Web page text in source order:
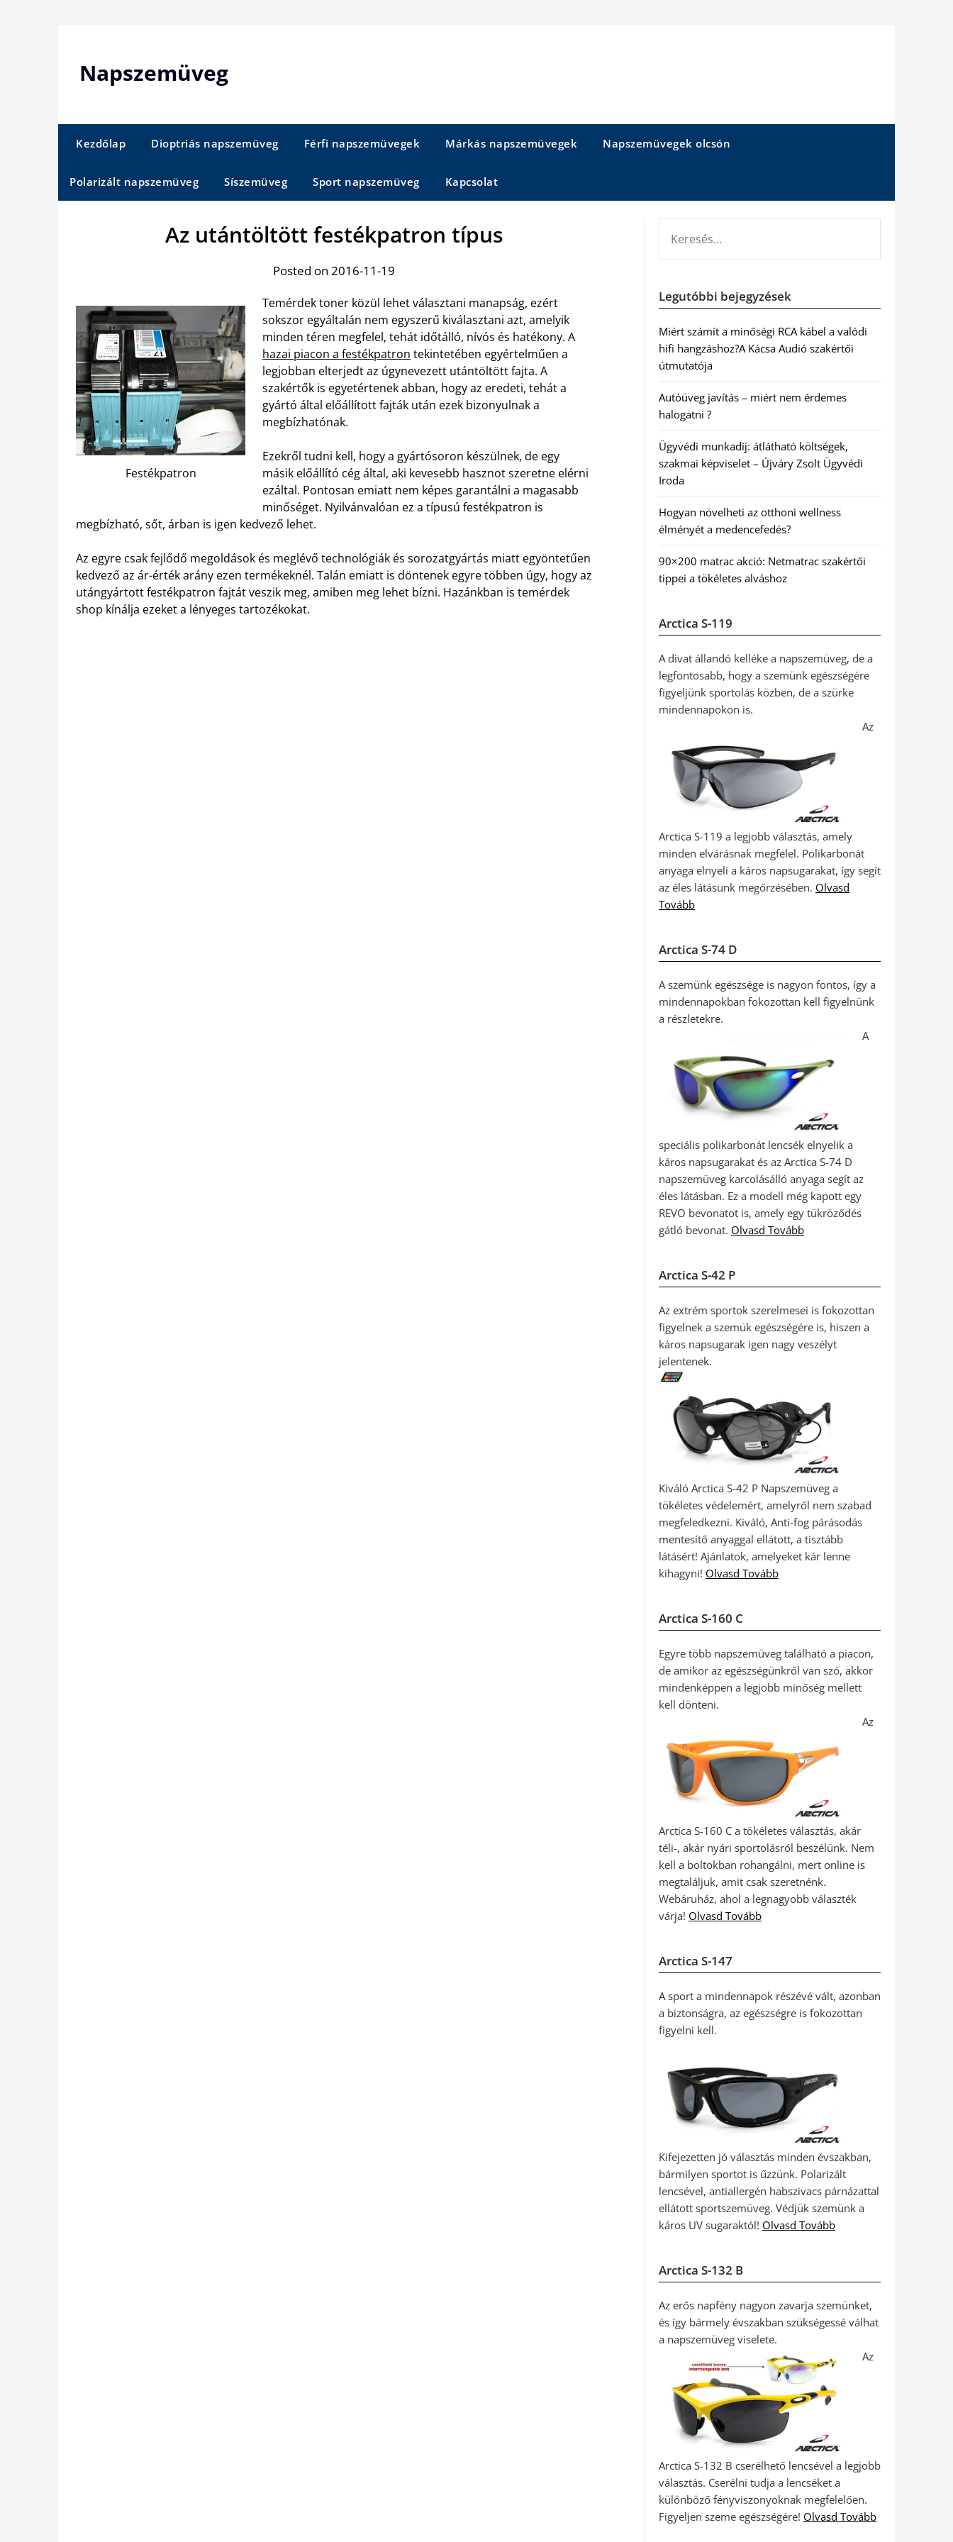
Napszemüveg
Kezdőlap Dioptriás napszemüveg Férfi napszemüvegek Márkás napszemüvegek Napszemüvegek olcsón
Polarizált napszemüveg Síszemüveg Sport napszemüveg Kapcsolat
Az utántöltött festékpatron típus
Posted on 2016-11-19
Festékpatron
Temérdek toner közül lehet választani manapság, ezért
sokszor egyáltalán nem egyszerű kiválasztani azt, amelyik
minden téren megfelel, tehát időtálló, nívós és hatékony. A
hazai piacon a festékpatron tekintetében egyértelműen a
legjobban elterjedt az úgynevezett utántöltött fajta. A
szakértők is egyetértenek abban, hogy az eredeti, tehát a
gyártó által előállított fajták után ezek bizonyulnak a
megbízhatónak.
Ezekről tudni kell, hogy a gyártósoron készülnek, de egy
másik előállító cég által, aki kevesebb hasznot szeretne elérni
ezáltal. Pontosan emiatt nem képes garantálni a magasabb
minőséget. Nyilvánvalóan ez a típusú festékpatron is
megbízható, sőt, árban is igen kedvező lehet.
Az egyre csak fejlődő megoldások és meglévő technológiák és sorozatgyártás miatt egyöntetűen
kedvező az ár-érték arány ezen termékeknél. Talán emiatt is döntenek egyre többen úgy, hogy az
utángyártott festékpatron fajtát veszik meg, amiben meg lehet bízni. Hazánkban is temérdek
shop kínálja ezeket a lényeges tartozékokat.
Legutóbbi bejegyzések
Miért számít a minőségi RCA kábel a valódi
hifi hangzáshoz?A Kácsa Audió szakértői
útmutatója
Autóüveg javítás – miért nem érdemes
halogatni ?
Ügyvédi munkadíj: átlátható költségek,
szakmai képviselet – Újváry Zsolt Ügyvédi
Iroda
Hogyan növelheti az otthoni wellness
élményét a medencefedés?
90×200 matrac akció: Netmatrac szakértői
tippei a tökéletes alváshoz
Arctica S-119
A divat állandó kelléke a napszemüveg, de a
legfontosabb, hogy a szemünk egészségére
figyeljünk sportolás közben, de a szürke
mindennapokon is.
Az
Arctica S-119 a legjobb választás, amely
minden elvárásnak megfelel. Polikarbonát
anyaga elnyeli a káros napsugarakat, így segít
az éles látásunk megőrzésében. Olvasd
Tovább
Arctica S-74 D
A szemünk egészsége is nagyon fontos, így a
mindennapokban fokozottan kell figyelnünk
a részletekre.
A
speciális polikarbonát lencsék elnyelik a
káros napsugarakat és az Arctica S-74 D
napszemüveg karcolásálló anyaga segít az
éles látásban. Ez a modell még kapott egy
REVO bevonatot is, amely egy tükröződés
gátló bevonat. Olvasd Tovább
Arctica S-42 P
Az extrém sportok szerelmesei is fokozottan
figyelnek a szemük egészségére is, hiszen a
káros napsugarak igen nagy veszélyt
jelentenek.
Kiváló Arctica S-42 P Napszemüveg a
tökéletes védelemért, amelyről nem szabad
megfeledkezni. Kiváló, Anti-fog párásodás
mentesítő anyaggal ellátott, a tisztább
látásért! Ajánlatok, amelyeket kár lenne
kihagyni! Olvasd Tovább
Arctica S-160 C
Egyre több napszemüveg található a piacon,
de amikor az egészségünkről van szó, akkor
mindenképpen a legjobb minőség mellett
kell dönteni.
Az
Arctica S-160 C a tökéletes választás, akár
téli-, akár nyári sportolásról beszélünk. Nem
kell a boltokban rohangálni, mert online is
megtaláljuk, amit csak szeretnénk.
Webáruház, ahol a legnagyobb választék
várja! Olvasd Tovább
Arctica S-147
A sport a mindennapok részévé vált, azonban
a biztonságra, az egészségre is fokozottan
figyelni kell.
Kifejezetten jó választás minden évszakban,
bármilyen sportot is űzzünk. Polarizált
lencsével, antiallergén habszivacs párnázattal
ellátott sportszemüveg. Védjük szemünk a
káros UV sugaraktól! Olvasd Tovább
Arctica S-132 B
Az erős napfény nagyon zavarja szemünket,
és így bármely évszakban szükségessé válhat
a napszemüveg viselete.
Az
Arctica S-132 B cserélhető lencsével a legjobb
választás. Cserélni tudja a lencséket a
különböző fényviszonyoknak megfelelően.
Figyeljen szeme egészségére! Olvasd Tovább